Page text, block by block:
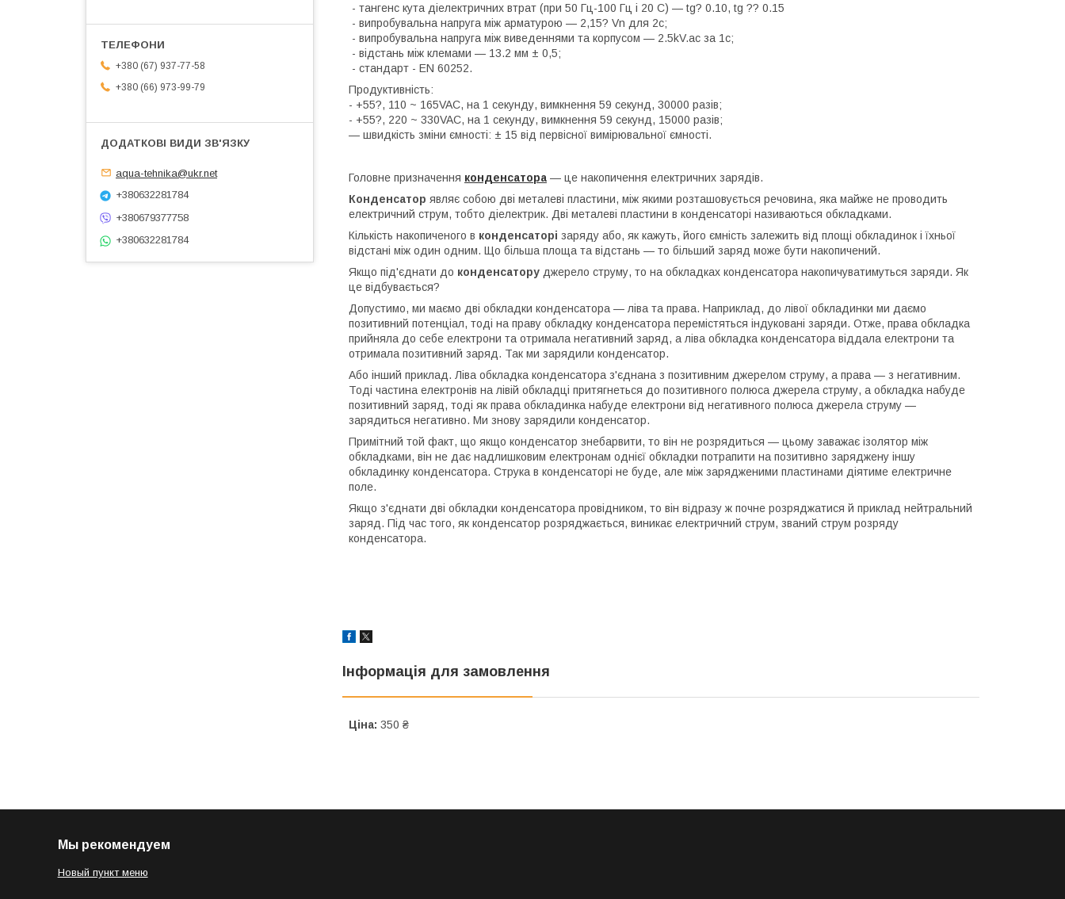
- тангенс кута діелектричних втрат (при 50 Гц-100 Гц і 20 С) — tg? 0.10, tg ?? 0.15
- випробувальна напруга між арматурою — 2,15? Vn для 2с;
- випробувальна напруга між виведеннями та корпусом — 2.5kV.ac за 1с;
- відстань між клемами — 13.2 мм ± 0,5;
- стандарт - EN 60252.
Продуктивність:
- +55?, 110 ~ 165VAC, на 1 секунду, вимкнення 59 секунд, 30000 разів;
- +55?, 220 ~ 330VAC, на 1 секунду, вимкнення 59 секунд, 15000 разів;
— швидкість зміни ємності: ± 15 від первісної вимірювальної ємності.
Головне призначення конденсатора — це накопичення електричних зарядів.
Конденсатор являє собою дві металеві пластини, між якими розташовується речовина, яка майже не проводить
електричний струм, тобто діелектрик. Дві металеві пластини в конденсаторі називаються обкладками.
Кількість накопиченого в конденсаторі заряду або, як кажуть, його ємність залежить від площі обкладинок і їхньої
відстані між один одним. Що більша площа та відстань — то більший заряд може бути накопичений.
Якщо під'єднати до конденсатору джерело струму, то на обкладках конденсатора накопичуватимуться заряди. Як
це відбувається?
Допустимо, ми маємо дві обкладки конденсатора — ліва та права. Наприклад, до лівої обкладинки ми даємо
позитивний потенціал, тоді на праву обкладку конденсатора перемістяться індуковані заряди. Отже, права обкладка
прийняла до себе електрони та отримала негативний заряд, а ліва обкладка конденсатора віддала електрони та
отримала позитивний заряд. Так ми зарядили конденсатор.
Або інший приклад. Ліва обкладка конденсатора з'єднана з позитивним джерелом струму, а права — з негативним.
Тоді частина електронів на лівій обкладці притягнеться до позитивного полюса джерела струму, а обкладка набуде
позитивний заряд, тоді як права обкладинка набуде електрони від негативного полюса джерела струму —
зарядиться негативно. Ми знову зарядили конденсатор.
Примітний той факт, що якщо конденсатор знебарвити, то він не розрядиться — цьому заважає ізолятор між
обкладками, він не дає надлишковим електронам однієї обкладки потрапити на позитивно заряджену іншу
обкладинку конденсатора. Струка в конденсаторі не буде, але між зарядженими пластинами діятиме електричне
поле.
Якщо з'єднати дві обкладки конденсатора провідником, то він відразу ж почне розряджатися й приклад нейтральний
заряд. Під час того, як конденсатор розряджається, виникає електричний струм, званий струм розряду
конденсатора.
Інформація для замовлення
Ціна: 350 ₴
+380 (67) 937-77-58
+380 (66) 973-99-79
aqua-tehnika@ukr.net
+380632281784
+380679377758
+380632281784
Мы рекомендуем
Новый пункт меню